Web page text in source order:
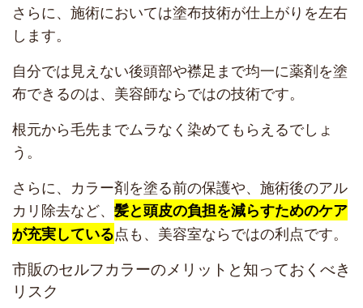
さらに、施術においては塗布技術が仕上がりを左右
します。
自分では見えない後頭部や襟足まで均一に薬剤を塗
布できるのは、美容師ならではの技術です。
根元から毛先までムラなく染めてもらえるでしょ
う。
さらに、カラー剤を塗る前の保護や、施術後のアル
カリ除去など、 髪と頭皮の負担を減らすためのケア
が充実している点も、美容室ならではの利点です。
市販のセルフカラーのメリットと知っておくべき
リスク